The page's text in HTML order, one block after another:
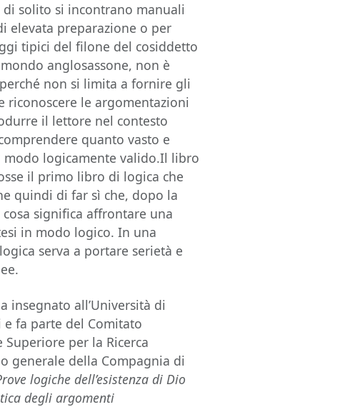
solito si incontrano manuali
elevata preparazione o per
tipici del filone del cosiddetto
anglosassone, non è
non si limita a fornire gli
le argomentazioni
il lettore nel contesto
quanto vasto e
modo logicamente valido.Il libro
il primo libro di logica che
quindi di far sì che, dopo la
significa affrontare una
in modo logico. In una
serva a portare serietà e
insegnato all’Università di
fa parte del Comitato
per la Ricerca
generale della Compagnia di
logiche dell’esistenza di Dio
degli argomenti